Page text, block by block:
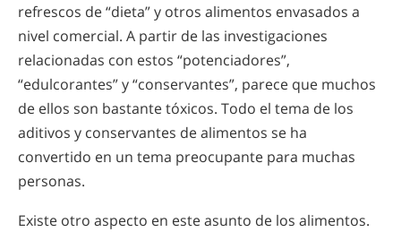
refrescos de “dieta” y otros alimentos envasados a
nivel comercial. A partir de las investigaciones
relacionadas con estos “potenciadores”,
“edulcorantes” y “conservantes”, parece que muchos
de ellos son bastante tóxicos. Todo el tema de los
aditivos y conservantes de alimentos se ha
convertido en un tema preocupante para muchas
personas.
Existe otro aspecto en este asunto de los alimentos.